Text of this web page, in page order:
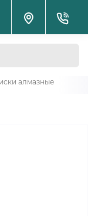
алмазные